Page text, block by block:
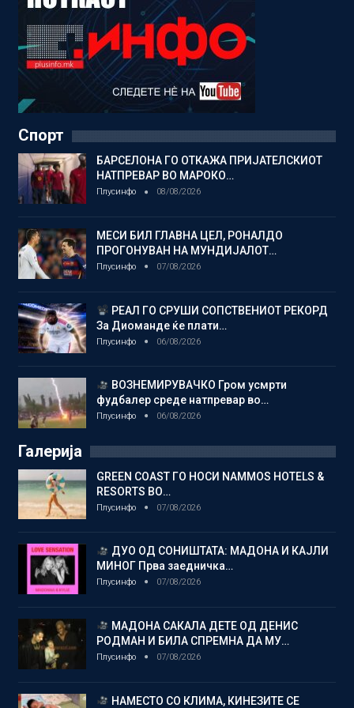
Спорт
БАРСЕЛОНА ГО ОТКАЖА ПРИЈАТЕЛСКИОТ
НАТПРЕВАР ВО МАРОКО…
Плусинфо 08/08/2026
МЕСИ БИЛ ГЛАВНА ЦЕЛ, РОНАЛДО
ПРОГОНУВАН НА МУНДИЈАЛОТ…
Плусинфо 07/08/2026
РЕАЛ ГО СРУШИ СОПСТВЕНИОТ РЕКОРД
За Диоманде ќе плати…
Плусинфо 06/08/2026
ВОЗНЕМИРУВАЧКО Гром усмрти
фудбалер среде натпревар во…
Плусинфо 06/08/2026
Галерија
GREEN COAST ГО НОСИ NAMMOS HOTELS &
RESORTS ВО…
Плусинфо 07/08/2026
ДУО ОД СОНИШТАТА: МАДОНА И КАЈЛИ
МИНОГ Прва заедничка…
Плусинфо 07/08/2026
МАДОНА САКАЛА ДЕТЕ ОД ДЕНИС
РОДМАН И БИЛА СПРЕМНА ДА МУ…
Плусинфо 07/08/2026
НАМЕСТО СО КЛИМА, КИНЕЗИТЕ СЕ